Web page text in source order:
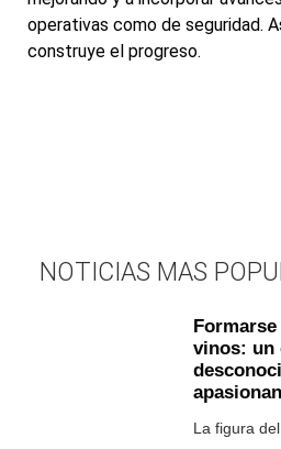
operativas como de seguridad.
construye el progreso.
NOTICIAS MAS
vinos: un
La figura